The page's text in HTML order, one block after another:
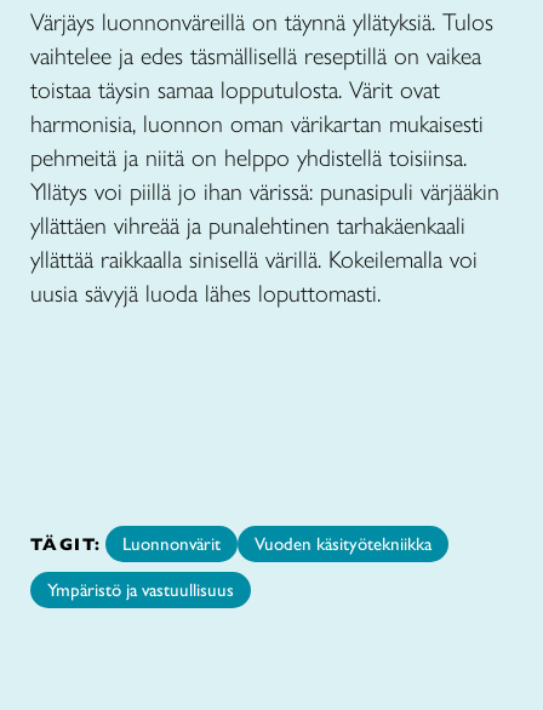
Värjäys luonnonväreillä on täynnä yllätyksiä. Tulos
vaihtelee ja edes täsmällisellä reseptillä on vaikea
toistaa täysin samaa lopputulosta. Värit ovat
harmonisia, luonnon oman värikartan mukaisesti
pehmeitä ja niitä on helppo yhdistellä toisiinsa.
Yllätys voi piillä jo ihan värissä: punasipuli värjääkin
yllättäen vihreää ja punalehtinen tarhakäenkaali
yllättää raikkaalla sinisellä värillä. Kokeilemalla voi
uusia sävyjä luoda lähes loputtomasti.
TÄGIT: Luonnonvärit Vuoden käsityötekniikka
Ympäristö ja vastuullisuus